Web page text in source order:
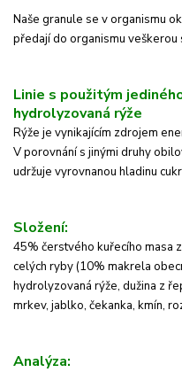
Naše granule se v organismu
předají do organismu veškerou
Linie s použitým
hydrolyzovaná rýže
Rýže je vynikajícím zdrojem
V porovnání s jinými druhy
udržuje vyrovnanou hladinu
Složení:
45% čerstvého kuřecího masa
celých ryby (10% makrela
hydrolyzovaná rýže, dužina z
mrkev, jablko, čekanka, kmín,
Analýza: